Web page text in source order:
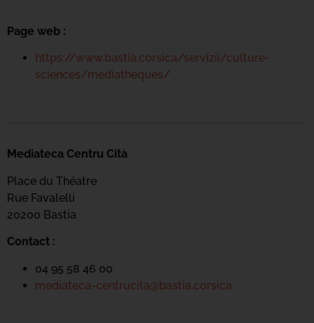
Page web :
https://www.bastia.corsica/servizii/culture-
sciences/mediatheques/
Mediateca Centru Cità
Place du Théatre
Rue Favalelli
20200 Bastia
Contact :
04 95 58 46 00
mediateca-centrucita@bastia.corsica